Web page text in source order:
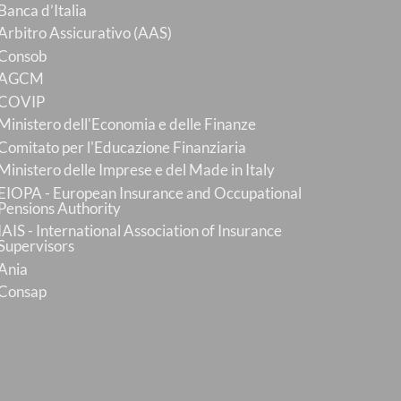
d’Italia
Assicurativo (AAS)
dell'Economia e delle Finanze
per l'Educazione Finanziaria
delle Imprese e del Made in Italy
- European Insurance and Occupational
Authority
IAIS - International Association of Insurance